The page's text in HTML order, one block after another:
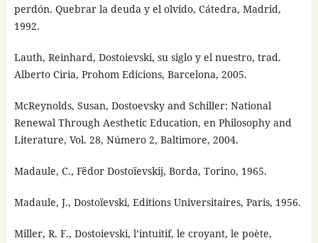
perdón. Quebrar la deuda y el olvido, Cátedra, Madrid,
1992.
Lauth, Reinhard, Dostoievski, su siglo y el nuestro, trad.
Alberto Ciria, Prohom Edicions, Barcelona, 2005.
McReynolds, Susan, Dostoevsky and Schiller: National
Renewal Through Aesthetic Education, en Philosophy and
Literature, Vol. 28, Número 2, Baltimore, 2004.
Madaule, C., Fëdor Dostoïevskij, Borda, Torino, 1965.
Madaule, J., Dostoïevski, Editions Universitaires, Paris, 1956.
Miller, R. F., Dostoievski, l’intuitif, le croyant, le poète,